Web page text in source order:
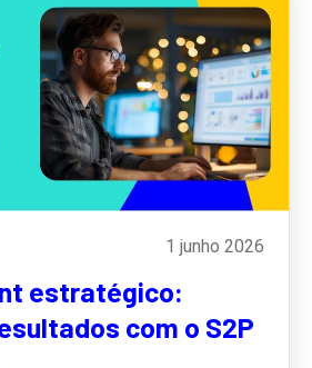
1 junho 2026
estratégico:
com o S2P